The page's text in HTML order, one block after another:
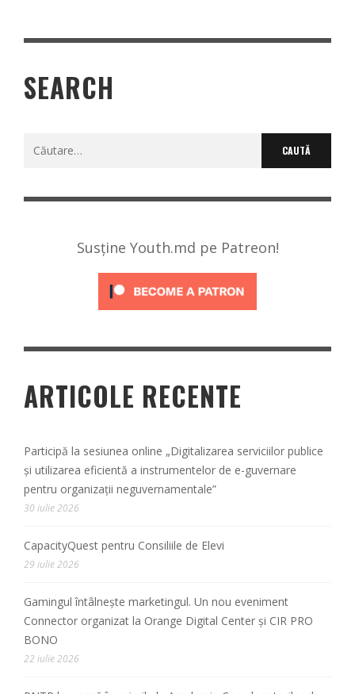
SEARCH
Caută
Susține Youth.md pe Patreon!
ARTICOLE RECENTE
Participă la sesiunea online „Digitalizarea serviciilor publice
și utilizarea eficientă a instrumentelor de e-guvernare
pentru organizații neguvernamentale”
30 iulie 2026
CapacityQuest pentru Consiliile de Elevi
29 iulie 2026
Gamingul întâlnește marketingul. Un nou eveniment
Connector organizat la Orange Digital Center și CIR PRO
BONO
22 iulie 2026